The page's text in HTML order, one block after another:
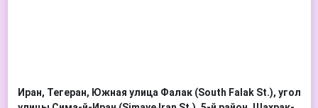
Иран, Тегеран, Южная улица Фалак (South Falak St.), угол